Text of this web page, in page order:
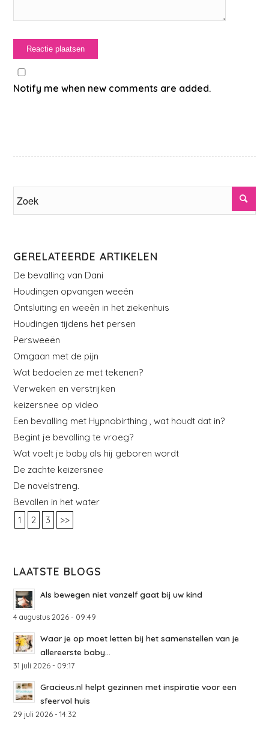
Notify me when new comments are added.
GERELATEERDE ARTIKELEN
De bevalling van Dani
Houdingen opvangen weeën
Ontsluiting en weeën in het ziekenhuis
Houdingen tijdens het persen
Persweeën
Omgaan met de pijn
Wat bedoelen ze met tekenen?
Verweken en verstrijken
keizersnee op video
Een bevalling met Hypnobirthing , wat houdt dat in?
Begint je bevalling te vroeg?
Wat voelt je baby als hij geboren wordt
De zachte keizersnee
De navelstreng.
Bevallen in het water
1
2 3 >>
LAATSTE BLOGS
Als bewegen niet vanzelf gaat bij uw kind
4 augustus 2026 - 09:49
Waar je op moet letten bij het samenstellen van je
allereerste baby...
31 juli 2026 - 09:17
Gracieus.nl helpt gezinnen met inspiratie voor een
sfeervol huis
29 juli 2026 - 14:32